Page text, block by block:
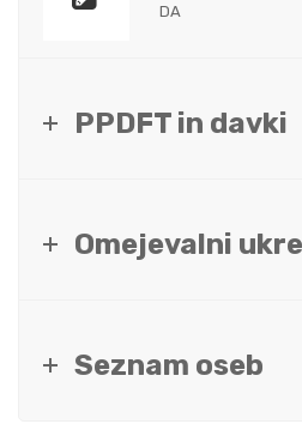
DA
PPDFT in davki
Omejevalni
Seznam oseb